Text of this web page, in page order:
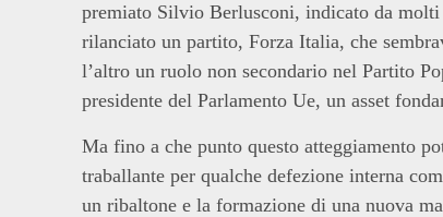
premiato Silvio Berlusconi, indicato da
rilanciato un partito, Forza Italia, che
l’altro un ruolo non secondario nel Partito
presidente del Parlamento Ue, un asset
Ma fino a che punto questo atteggiamento
traballante per qualche defezione interna
un ribaltone e la formazione di una nuova